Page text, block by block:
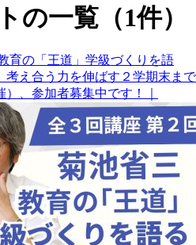
の一覧（1件）
育の「王道」学級づくりを語
考え合う力を伸ばす２学期末まで
、参加者募集中です！｜